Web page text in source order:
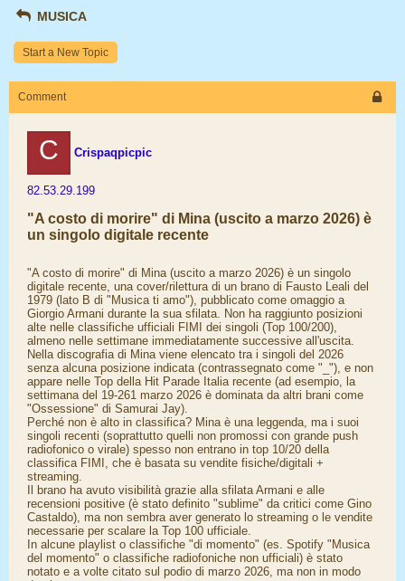
MUSICA
Start a New Topic
Comment
C Crispaqpicpic
82.53.29.199
"A costo di morire" di Mina (uscito a marzo 2026) è
un singolo digitale recente
"A costo di morire" di Mina (uscito a marzo 2026) è un singolo
digitale recente, una cover/rilettura di un brano di Fausto Leali del
1979 (lato B di "Musica ti amo"), pubblicato come omaggio a
Giorgio Armani durante la sua sfilata. Non ha raggiunto posizioni
alte nelle classifiche ufficiali FIMI dei singoli (Top 100/200),
almeno nelle settimane immediatamente successive all'uscita.
Nella discografia di Mina viene elencato tra i singoli del 2026
senza alcuna posizione indicata (contrassegnato come "_"), e non
appare nelle Top della Hit Parade Italia recente (ad esempio, la
settimana del 19-261 marzo 2026 è dominata da altri brani come
"Ossessione" di Samurai Jay).
Perché non è alto in classifica? Mina è una leggenda, ma i suoi
singoli recenti (soprattutto quelli non promossi con grande push
radiofonico o virale) spesso non entrano in top 10/20 della
classifica FIMI, che è basata su vendite fisiche/digitali +
streaming.
Il brano ha avuto visibilità grazie alla sfilata Armani e alle
recensioni positive (è stato definito "sublime" da critici come Gino
Castaldo), ma non sembra aver generato lo streaming o le vendite
necessarie per scalare la Top 100 ufficiale.
In alcune playlist o classifiche "di momento" (es. Spotify "Musica
del momento" o classifiche radiofoniche non ufficiali) è stato
notato e a volte citato sul podio di marzo 2026, ma non in modo